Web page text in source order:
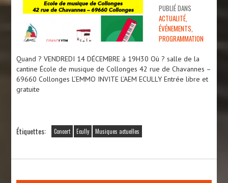
PUBLIÉ DANS
ACTUALITÉ
ÉVÉNEMENTS
PROGRAMMATION
Quand ? VENDREDI 14 DÉCEMBRE à 19H30 Où ? salle de la
cantine École de musique de Collonges 42 rue de Chavannes –
69660 Collonges L’EMMO INVITE L’AEM ECULLY Entrée libre et
gratuite
Étiquettes: Concert Ecully Musiques actuelles